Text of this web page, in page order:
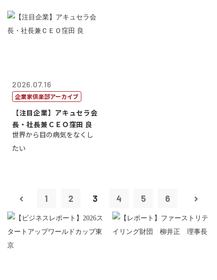
2026.07.16
企業家倶楽部アーカイブ
【注目企業】アキュセラ会
長・社長兼ＣＥＯ窪田 良
世界から目の病気をなくし
たい
1 2 3 4 5 6